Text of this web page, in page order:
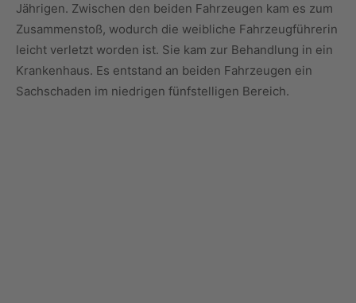
Jährigen. Zwischen den beiden Fahrzeugen kam es zum
Zusammenstoß, wodurch die weibliche Fahrzeugführerin
leicht verletzt worden ist. Sie kam zur Behandlung in ein
Krankenhaus. Es entstand an beiden Fahrzeugen ein
Sachschaden im niedrigen fünfstelligen Bereich.